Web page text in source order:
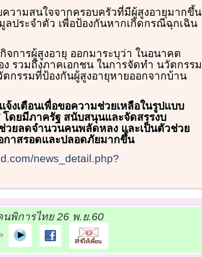
วามสนใจจากครอบครัวที่มีผู้สูงอายุมากขึ้น
ประจำตัว เพื่อป้องกันหากเกิดกรณีฉุกเฉิน
การผู้สูงอายุ ออกมาระบุว่า ในอนาคต
รวมถึงภาคเอกชน ในการจัดทำ นวัตกรรม
กรรมที่ป้องกันผู้สูงอายุหายออกจากบ้าน
งเตือนเพื่อขอความช่วยเหลือในรูปแบบ
ดยมีภาครัฐ สนับสนุนและจัดสรรงบ
วยลดจำนวนคนพลัดหลง และเป็นตัวช่วย
กาสรอดและปลอดภัยมากขึ้น
news_detail.php?
พิการไทย 26 พ.ย.60